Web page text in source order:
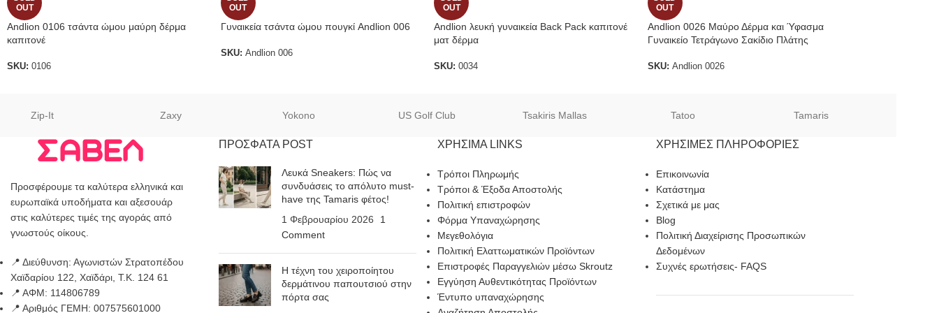
OUT
Andlion 0106 τσάντα ώμου μαύρη δέρμα
καπιτονέ
SKU: 0106
OUT
Γυναικεία τσάντα ώμου πουγκί Andlion 006
SKU: Andlion 006
OUT
Andlion λευκή γυναικεία Back Pack καπιτονέ
ματ δέρμα
SKU: 0034
OUT
Andlion 0026 Μαύρο Δέρμα και Ύφασμα
Γυναικείο Τετράγωνο Σακίδιο Πλάτης
SKU: Andlion 0026
Zip-It Zaxy Yokono US Golf Club Tsakiris Mallas Tatoo Tamaris
Προσφέρουμε τα καλύτερα ελληνικά και
ευρωπαϊκά υποδήματα και αξεσουάρ
στις καλύτερες τιμές της αγοράς από
γνωστούς οίκους.
📍 Διεύθυνση: Αγωνιστών Στρατοπέδου
Χαϊδαρίου 122, Χαϊδάρι, Τ.Κ. 124 61
📍 ΑΦΜ: 114806789
📍 Αριθμός ΓΕΜΗ: 007575601000
ΠΡΟΣΦΑΤΑ POST
Λευκά Sneakers: Πώς να
συνδυάσεις το απόλυτο must-
have της Tamaris φέτος!
1 Φεβρουαρίου 2026
1
Comment
Η τέχνη του χειροποίητου
δερμάτινου παπουτσιού στην
πόρτα σας
ΧΡΗΣΙΜΑ LINKS
Τρόποι Πληρωμής
Τρόποι & Έξοδα Αποστολής
Πολιτική επιστροφών
Φόρμα Υπαναχώρησης
Μεγεθολόγια
Πολιτική Ελαττωματικών Προϊόντων
Επιστροφές Παραγγελιών μέσω Skroutz
Εγγύηση Αυθεντικότητας Προϊόντων
Έντυπο υπαναχώρησης
ΧΡΉΣΙΜΕΣ ΠΛΗΡΟΦΟΡΊΕΣ
Επικοινωνία
Κατάστημα
Σχετικά με μας
Blog
Πολιτική Διαχείρισης Προσωπικών
Δεδομένων
Συχνές ερωτήσεις- FAQS